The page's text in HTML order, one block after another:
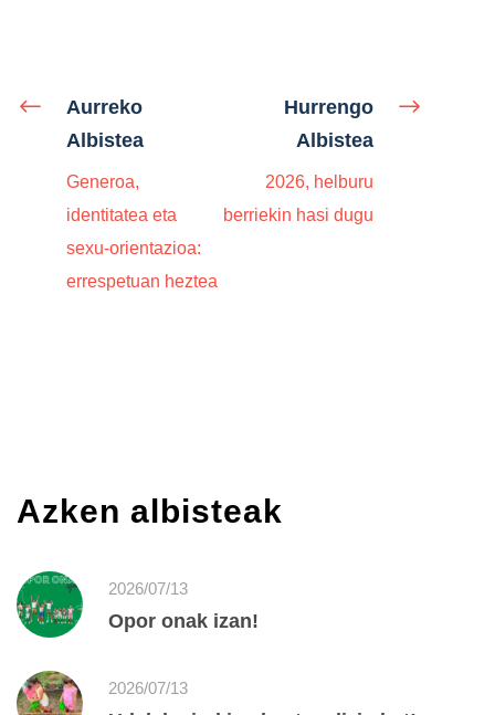
Aurreko
Albistea
Generoa,
identitatea eta
sexu-orientazioa:
errespetuan heztea
Hurrengo
Albistea
2026, helburu
berriekin hasi dugu
Azken albisteak
2026/07/13
Opor onak izan!
2026/07/13